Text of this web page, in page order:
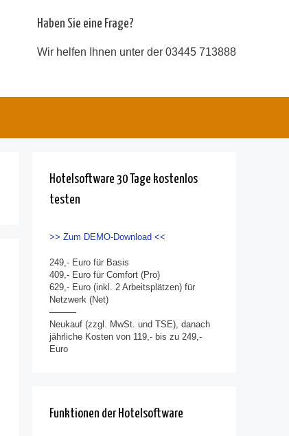
Haben Sie eine Frage?
Wir helfen Ihnen unter der 03445 713888
Hotelsoftware 30 Tage kostenlos
testen
>> Zum DEMO-Download <<
249,- Euro für Basis
409,- Euro für Comfort (Pro)
629,- Euro (inkl. 2 Arbeitsplätzen) für
Netzwerk (Net)
———
Neukauf (zzgl. MwSt. und TSE), danach
jährliche Kosten von 119,- bis zu 249,-
Euro
Funktionen der Hotelsoftware